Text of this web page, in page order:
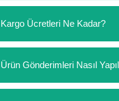
sipariş verebilirsiniz.
ödeme yoktur.
Kargo Ücretleri Ne Kadar?
siparişlerinizde sepetinizdeki
Ürün Gönderimleri Nasıl